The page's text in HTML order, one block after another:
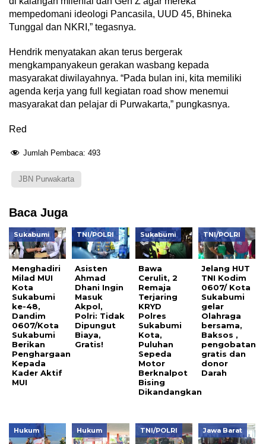
mempedomani ideologi Pancasila, UUD 45, Bhineka
Tunggal dan NKRI,” tegasnya.
Hendrik menyatakan akan terus bergerak
mengkampanyakeun gerakan wasbang kepada
masyarakat diwilayahnya. “Pada bulan ini, kita memiliki
agenda kerja yang full kegiatan road show menemui
masyarakat dan pelajar di Purwakarta,” pungkasnya.
Red
Jumlah Pembaca: 493
JBN Purwakarta
Baca Juga
Sukabumi
Menghadiri
Milad MUI
Kota
Sukabumi
ke-48,
Dandim
0607/Kota
Sukabumi
Berikan
Penghargaan
Kepada
Kader Aktif
MUI
TNI/POLRI
Asisten
Ahmad
Dhani Ingin
Masuk
Akpol,
Polri: Tidak
Dipungut
Biaya,
Gratis!
Sukabumi
Bawa
Cerulit, 2
Remaja
Terjaring
KRYD
Polres
Sukabumi
Kota,
Puluhan
Sepeda
Motor
Berknalpot
Bising
Dikandangkan
TNI/POLRI
Jelang HUT
TNI Kodim
0607/ Kota
Sukabumi
gelar
Olahraga
bersama,
Baksos ,
pengobatan
gratis dan
donor
Darah
Hukum Hukum TNI/POLRI Jawa Barat